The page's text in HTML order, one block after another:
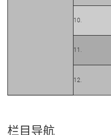
10.
11.
12.
栏目导航